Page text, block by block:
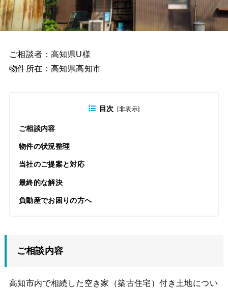
ご相談者：高知県U様
物件所在：高知県高知市
目次 [非表示]
ご相談内容
物件の状況整理
当社のご提案と対応
最終的な解決
負動産でお困りの方へ
ご相談内容
高知市内で相続した空き家（築古住宅）付き土地につい